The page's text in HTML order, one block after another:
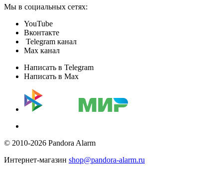
Мы в социальных сетях:
YouTube
Вконтакте
Telegram канал
Max канал
Написать в Telegram
Написать в Max
© 2010-2026 Pandora Alarm
Интернет-магазин shop@pandora-alarm.ru